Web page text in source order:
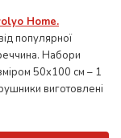
Home.
популярної
Набори
50x100 см – 1
виготовлені